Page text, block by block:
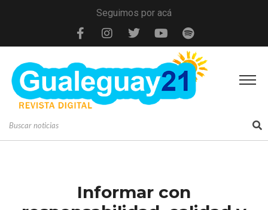
Seguimos por acá
Informar con